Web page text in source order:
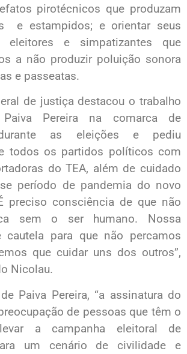
pirotécnicos que produzam
e estampidos; e orientar seus
eleitores e simpatizantes que
a não produzir poluição sonora
e passeatas.
de justiça destacou o trabalho
Pereira na comarca de
durante as eleições e pediu
todos os partidos políticos com
do TEA, além de cuidado
período de pandemia do novo
preciso consciência de que não
sem o ser humano. Nossa
cautela para que não percamos
que cuidar uns dos outros”,
Nicolau.
Paiva Pereira, “a assinatura do
de pessoas que têm o
a campanha eleitoral de
um cenário de civilidade e